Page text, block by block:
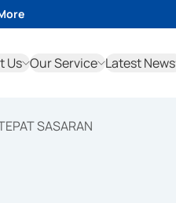
Us Our Service Latest News
SASARAN